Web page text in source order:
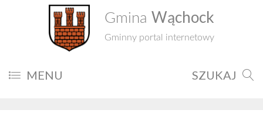
Gmina Wąchock
Gminny portal internetowy
MENU SZUKAJ